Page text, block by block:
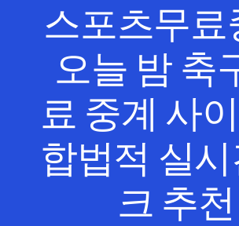
스포츠무료
오늘 밤 축
료 중계 사
합법적 실시
크 추천